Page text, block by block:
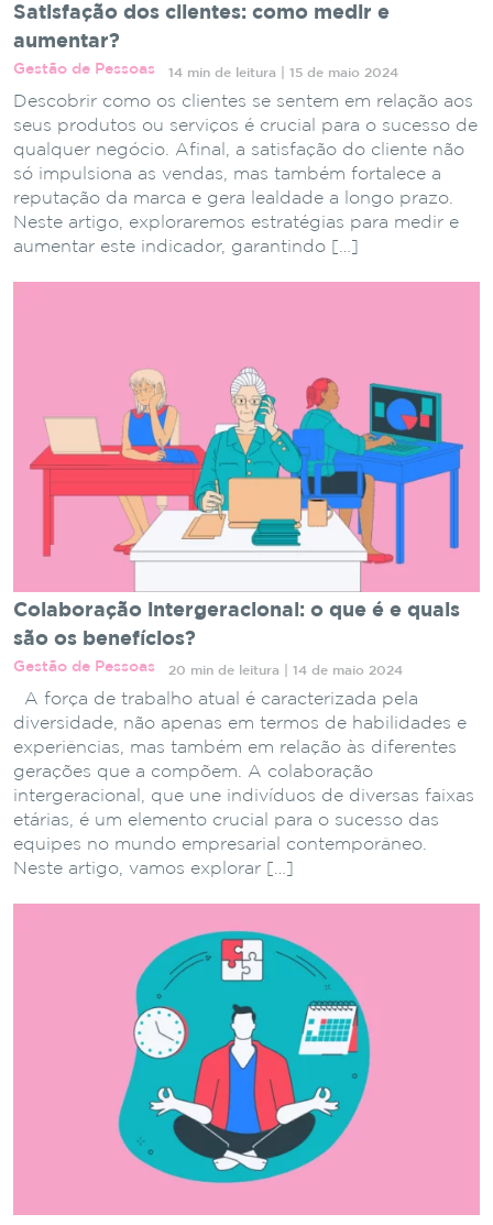
Satisfação dos clientes: como medir e
aumentar?
Gestão de Pessoas 14 min de leitura | 15 de maio 2024
Descobrir como os clientes se sentem em relação aos
seus produtos ou serviços é crucial para o sucesso de
qualquer negócio. Afinal, a satisfação do cliente não
só impulsiona as vendas, mas também fortalece a
reputação da marca e gera lealdade a longo prazo.
Neste artigo, exploraremos estratégias para medir e
aumentar este indicador, garantindo […]
Colaboração intergeracional: o que é e quais
são os benefícios?
Gestão de Pessoas 20 min de leitura | 14 de maio 2024
A força de trabalho atual é caracterizada pela
diversidade, não apenas em termos de habilidades e
experiências, mas também em relação às diferentes
gerações que a compõem. A colaboração
intergeracional, que une indivíduos de diversas faixas
etárias, é um elemento crucial para o sucesso das
equipes no mundo empresarial contemporâneo.
Neste artigo, vamos explorar […]